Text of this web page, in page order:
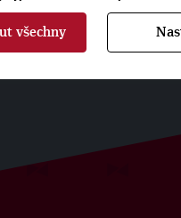
všechny